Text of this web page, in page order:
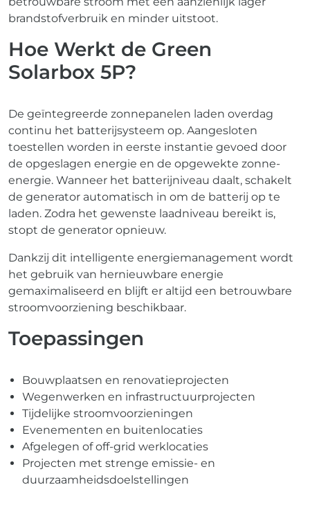
brandstofverbruik en minder uitstoot.
Hoe Werkt de Green
Solarbox 5P?
De geïntegreerde zonnepanelen laden overdag
continu het batterijsysteem op. Aangesloten
toestellen worden in eerste instantie gevoed door
de opgeslagen energie en de opgewekte zonne-
energie. Wanneer het batterijniveau daalt, schakelt
de generator automatisch in om de batterij op te
laden. Zodra het gewenste laadniveau bereikt is,
stopt de generator opnieuw.
Dankzij dit intelligente energiemanagement wordt
het gebruik van hernieuwbare energie
gemaximaliseerd en blijft er altijd een betrouwbare
stroomvoorziening beschikbaar.
Toepassingen
Bouwplaatsen en renovatieprojecten
Wegenwerken en infrastructuurprojecten
Tijdelijke stroomvoorzieningen
Evenementen en buitenlocaties
Afgelegen of off-grid werklocaties
Projecten met strenge emissie- en
duurzaamheidsdoelstellingen